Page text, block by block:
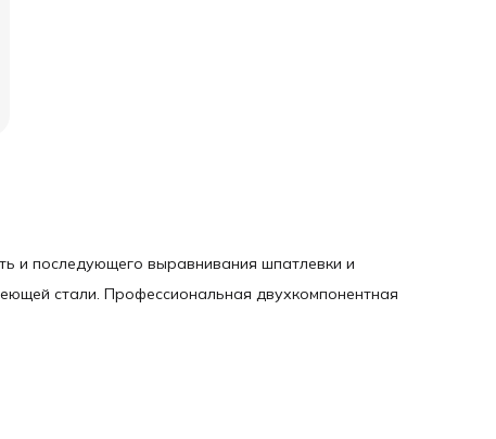
и последующего выравнивания шпатлевки и
стали. Профессиональная двухкомпонентная